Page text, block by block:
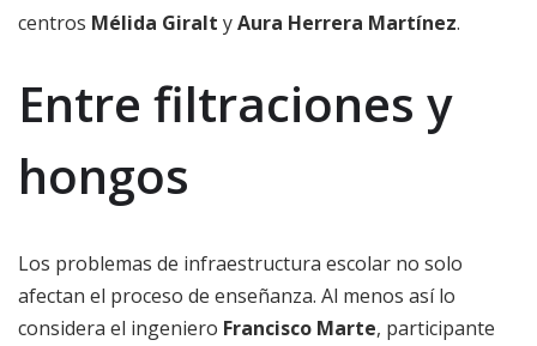
centros Mélida Giralt yAura Herrera Martínez.
Entre filtraciones y
hongos
Los problemas de infraestructura escolar no solo
afectan el proceso de enseñanza. Al menos así lo
considera el ingeniero Francisco Marte, participante